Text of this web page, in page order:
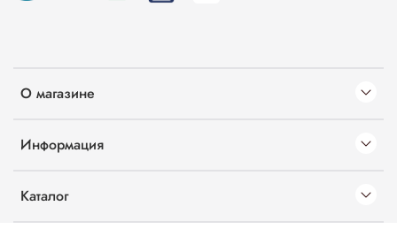
О магазине
Информация
Каталог